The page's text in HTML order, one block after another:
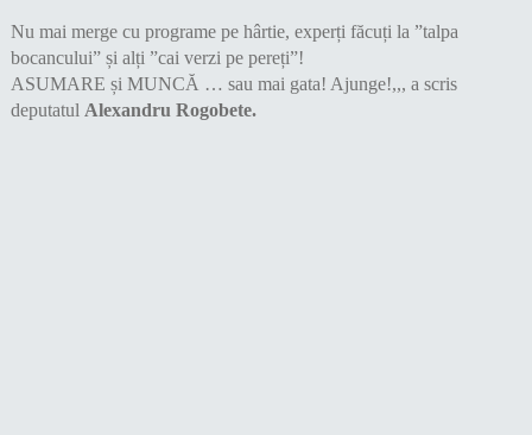
Nu mai merge cu programe pe hârtie, experți făcuți la ”talpa
bocancului” și alți ”cai verzi pe pereți”!
ASUMARE și MUNCĂ … sau mai gata! Ajunge!,,, a scris
deputatul Alexandru Rogobete.